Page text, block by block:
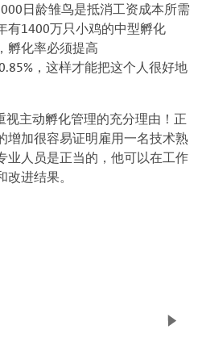
日龄雏鸟是抵消工资成本所需
有1400万只小鸡的中型孵化
孵化率必须提高
，这样才能把这个人很好地
视主动孵化管理的充分理由！正
增加很容易证明雇用一名技术熟
业人员是正当的，他可以在工作
进结果。